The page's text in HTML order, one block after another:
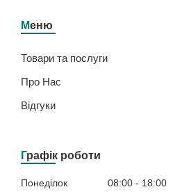
Товари та послуги
Про Нас
Відгуки
Графік роботи
Понеділок 08:00
18:00